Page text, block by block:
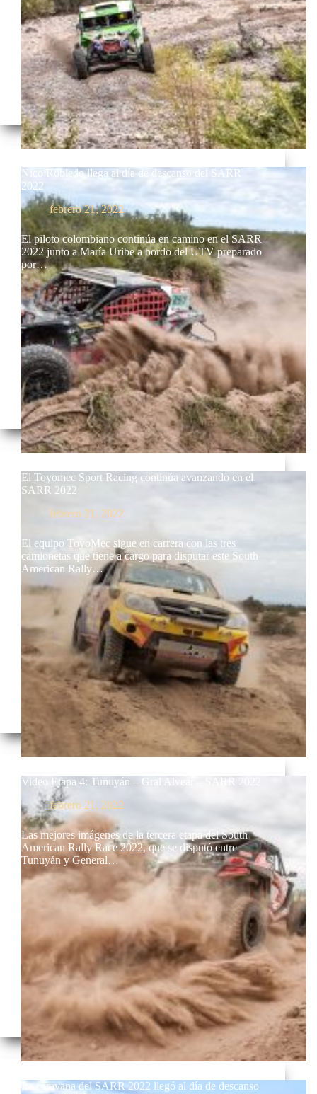
Nico Robledo llega al día de descanso del SARR
2022
febrero 21, 2022
El piloto colombiano continúa en camino en el SARR
2022 junto a María Uribe a bordo del UTV preparado
por…
El Toyomec Sport Racing continúa avanzando en el
SARR 2022
febrero 21, 2022
El equipo ToyoMec sigue en carrera con las tres
camionetas que tiene a cargo para disputar este South
American Rally…
Video Etapa 4: Tunuyán – Gral Alvear – SARR 2022
febrero 21, 2022
Las mejores imágenes de la tercera etapa del South
American Rally Race 2022, que se disputó entre
Tunuyán y General…
La caravana del SARR 2022 llegó al día de descanso